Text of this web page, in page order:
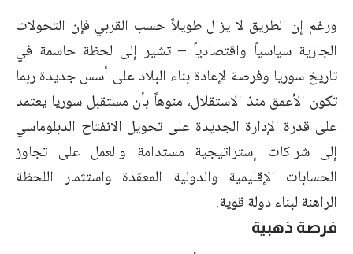
ورغم إن الطريق لا يزال طويلاً حسب القربي فإن التحولات
الجارية سياسياً واقتصادياً – تشير إلى لحظة حاسمة في
تاريخ سوريا وفرصة لإعادة بناء البلاد على أسس جديدة ربما
تكون الأعمق منذ الاستقلال، منوهاً بأن مستقبل سوريا يعتمد
على قدرة الإدارة الجديدة على تحويل الانفتاح الدبلوماسي
إلى شراكات إستراتيجية مستدامة والعمل على تجاوز
الحسابات الإقليمية والدولية المعقدة واستثمار اللحظة
الراهنة لبناء دولة قوية.
فرصة ذهبية